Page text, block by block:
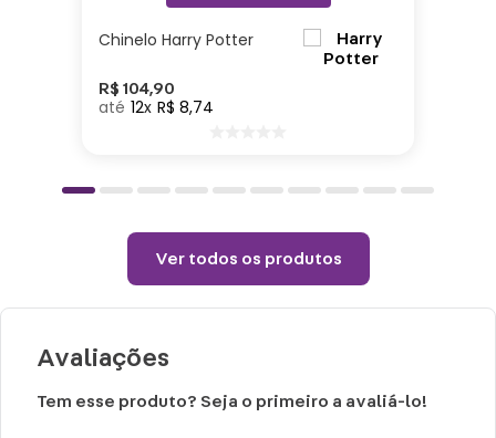
Altura: 40cm| Largura: 40cm| Comprimento:
10cm| Material: Poliéster| Enchimento: Fibra
Cuidados e recomendações de uso:
(sem vapor).
Permitido uso de centrifuga e máquina
Temperatura máxima de lavagem 40°.
Chinelo Harry Potter
R$ 104,90
12 R$ 8,74
Ver todos os produtos
Avaliações
Tem esse produto? Seja o primeiro a avaliá-lo!